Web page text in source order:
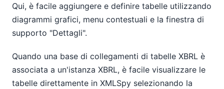
Qui, è facile aggiungere e definire tabelle utilizzando
diagrammi grafici, menu contestuali e la finestra di
supporto "Dettagli".
Quando una base di collegamenti di tabelle XBRL è
associata a un'istanza XBRL, è facile visualizzare le
tabelle direttamente in XMLSpy selezionando la